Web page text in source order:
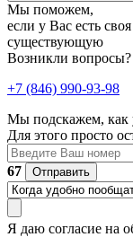
Мы поможем,
если у Вас есть
существующую
Возникли
+7 (846) 990-93-98
Мы подскажем, как
Для этого просто
67
Отправить
Я даю согласие на